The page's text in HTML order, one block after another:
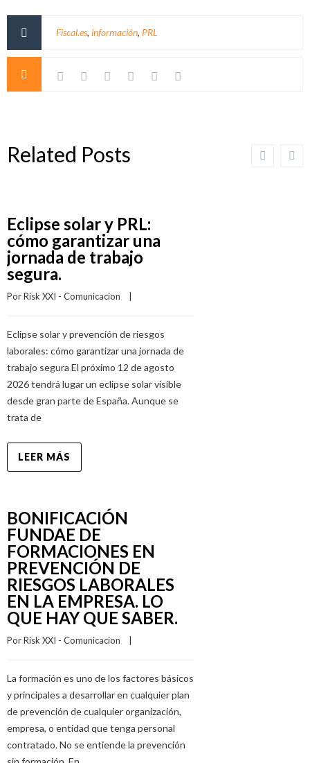
Fiscal.es, información, PRL
Related Posts
Eclipse solar y PRL:
cómo garantizar una
jornada de trabajo
segura.
Por Risk XXI - Comunicacion
Eclipse solar y prevención de riesgos
laborales: cómo garantizar una jornada de
trabajo segura El próximo 12 de agosto
2026 tendrá lugar un eclipse solar visible
desde gran parte de España. Aunque se
trata de
LEER MÁS
BONIFICACIÓN
FUNDAE DE
FORMACIONES EN
PREVENCIÓN DE
RIESGOS LABORALES
EN LA EMPRESA. LO
QUE HAY QUE SABER.
Por Risk XXI - Comunicacion
La formación es uno de los factores básicos
y principales a desarrollar en cualquier plan
de prevención de cualquier organización,
empresa, o entidad que tenga personal
contratado. No se entiende la prevención